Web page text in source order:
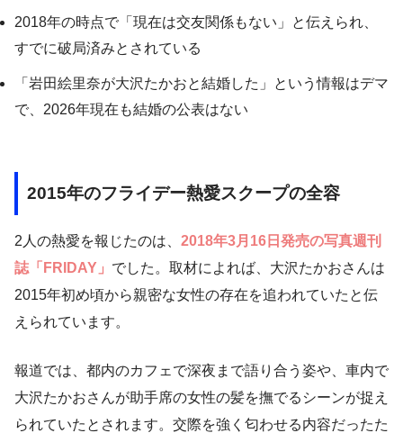
2018年の時点で「現在は交友関係もない」と伝えられ、
すでに破局済みとされている
「岩田絵里奈が大沢たかおと結婚した」という情報はデマ
で、2026年現在も結婚の公表はない
2015年のフライデー熱愛スクープの全容
2人の熱愛を報じたのは、 2018年3月16日発売の写真週刊
誌「FRIDAY」 でした。取材によれば、大沢たかおさんは
2015年初め頃から親密な女性の存在を追われていたと伝
えられています。
報道では、都内のカフェで深夜まで語り合う姿や、車内で
大沢たかおさんが助手席の女性の髪を撫でるシーンが捉え
られていたとされます。交際を強く匂わせる内容だったた